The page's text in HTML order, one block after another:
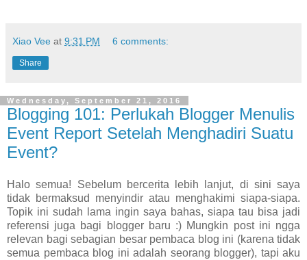
Xiao Vee at 9:31 PM 6 comments:
Share
Wednesday, September 21, 2016
Blogging 101: Perlukah Blogger Menulis
Event Report Setelah Menghadiri Suatu
Event?
Halo semua! Sebelum bercerita lebih lanjut, di sini saya
tidak bermaksud menyindir atau menghakimi siapa-siapa.
Topik ini sudah lama ingin saya bahas, siapa tau bisa jadi
referensi juga bagi blogger baru :) Mungkin post ini ngga
relevan bagi sebagian besar pembaca blog ini (karena tidak
semua pembaca blog ini adalah seorang blogger), tapi aku